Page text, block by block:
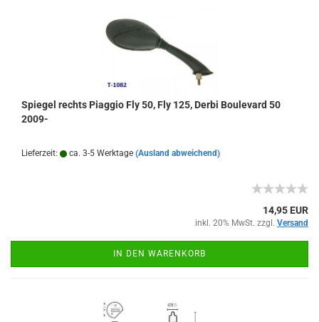
Spiegel rechts Piaggio Fly 50, Fly 125, Derbi Boulevard 50
2009-
Lieferzeit: ca. 3-5 Werktage (Ausland abweichend)
14,95 EUR
inkl. 20% MwSt. zzgl. Versand
IN DEN WARENKORB